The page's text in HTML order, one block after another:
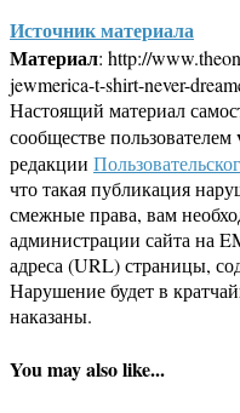
Источник материала
Материал: http://
jewmerica-t-shirt-never-
Настоящий материал
сообществе пользователем
редакции
что такая публикация
смежные права, вам
администрации сайта на
адреса (URL) страницы,
Нарушение будет в
наказаны.
You may also like...